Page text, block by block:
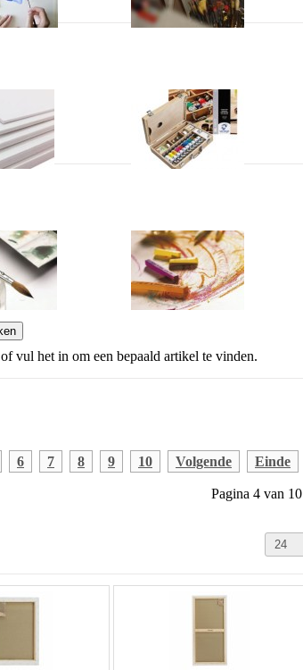
vul het in om een bepaald artikel te vinden.
6 7 8 9 10 Volgende Einde
Pagina 4 van 10